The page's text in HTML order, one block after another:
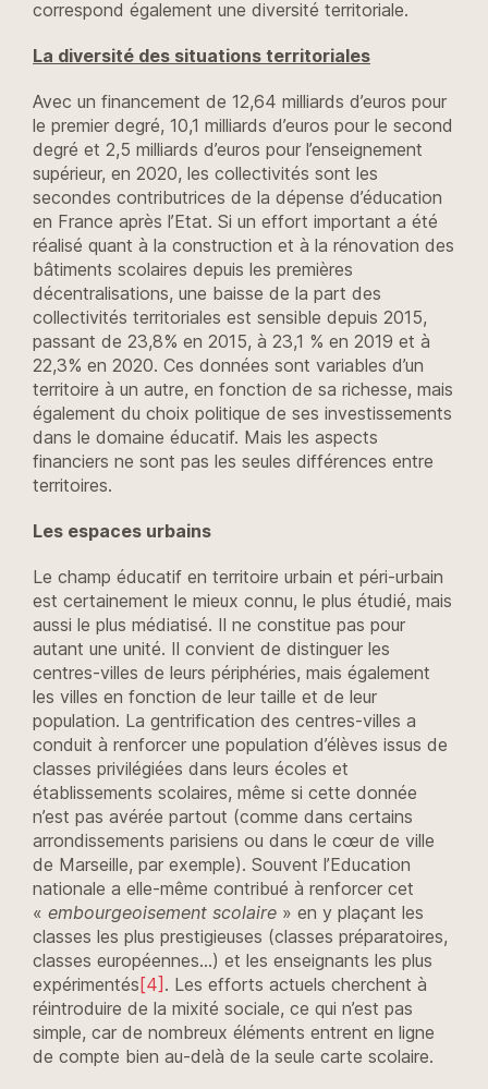
correspond également une diversité territoriale.
La diversité des situations territoriales
Avec un financement de 12,64 milliards d’euros pour
le premier degré, 10,1 milliards d’euros pour le second
degré et 2,5 milliards d’euros pour l’enseignement
supérieur, en 2020, les collectivités sont les
secondes contributrices de la dépense d’éducation
en France après l’Etat. Si un effort important a été
réalisé quant à la construction et à la rénovation des
bâtiments scolaires depuis les premières
décentralisations, une baisse de la part des
collectivités territoriales est sensible depuis 2015,
passant de 23,8% en 2015, à 23,1 % en 2019 et à
22,3% en 2020. Ces données sont variables d’un
territoire à un autre, en fonction de sa richesse, mais
également du choix politique de ses investissements
dans le domaine éducatif. Mais les aspects
financiers ne sont pas les seules différences entre
territoires.
Les espaces urbains
Le champ éducatif en territoire urbain et péri-urbain
est certainement le mieux connu, le plus étudié, mais
aussi le plus médiatisé. Il ne constitue pas pour
autant une unité. Il convient de distinguer les
centres-villes de leurs périphéries, mais également
les villes en fonction de leur taille et de leur
population. La gentrification des centres-villes a
conduit à renforcer une population d’élèves issus de
classes privilégiées dans leurs écoles et
établissements scolaires, même si cette donnée
n’est pas avérée partout (comme dans certains
arrondissements parisiens ou dans le cœur de ville
de Marseille, par exemple). Souvent l’Education
nationale a elle-même contribué à renforcer cet
« embourgeoisement scolaire » en y plaçant les
classes les plus prestigieuses (classes préparatoires,
classes européennes…) et les enseignants les plus
expérimentés[4] . Les efforts actuels cherchent à
réintroduire de la mixité sociale, ce qui n’est pas
simple, car de nombreux éléments entrent en ligne
de compte bien au-delà de la seule carte scolaire.